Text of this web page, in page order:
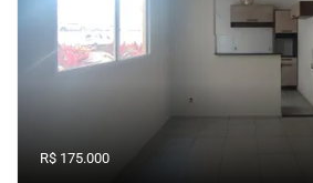
R$ 175.000